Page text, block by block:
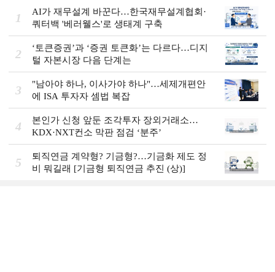
1
AI가 재무설계 바꾼다…한국재무설계협회·
쿼터백 '베러웰스'로 생태계 구축
2
‘토큰증권’과 ‘증권 토큰화’는 다르다…디지
털 자본시장 다음 단계는
3
"남아야 하나, 이사가야 하나"…세제개편안
에 ISA 투자자 셈법 복잡
4
본인가 신청 앞둔 조각투자 장외거래소…
KDX·NXT컨소 막판 점검 ‘분주’
5
퇴직연금 계약형? 기금형?…기금화 제도 정
비 뭐길래 [기금형 퇴직연금 추진 (상)]